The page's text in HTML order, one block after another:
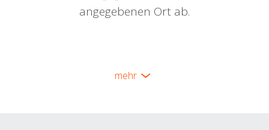
angegebenen Ort ab.
mehr